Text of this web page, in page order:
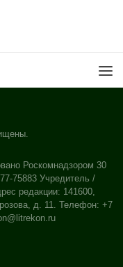
Роскомнадзором 30
75883 Учредитель /
редакции: 141600,
д. 11. Телефон: +7